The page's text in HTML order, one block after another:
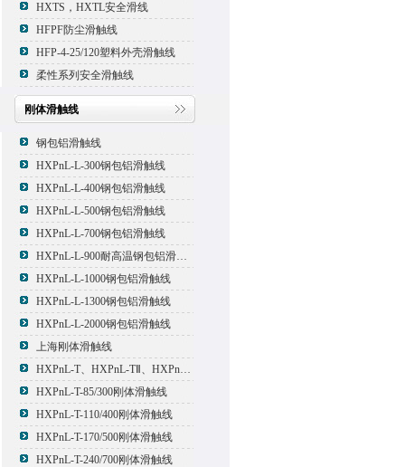
HXTS，HXTL安全滑线
HFPF防尘滑触线
HFP-4-25/120塑料外壳滑触线
柔性系列安全滑触线
刚体滑触线
钢包铝滑触线
HXPnL-L-300钢包铝滑触线
HXPnL-L-400钢包铝滑触线
HXPnL-L-500钢包铝滑触线
HXPnL-L-700钢包铝滑触线
HXPnL-L-900耐高温钢包铝滑触线
HXPnL-L-1000钢包铝滑触线
HXPnL-L-1300钢包铝滑触线
HXPnL-L-2000钢包铝滑触线
上海刚体滑触线
HXPnL-T、HXPnL-TⅡ、HXPnL-TⅢ系列钢体滑线
HXPnL-T-85/300刚体滑触线
HXPnL-T-110/400刚体滑触线
HXPnL-T-170/500刚体滑触线
HXPnL-T-240/700刚体滑触线